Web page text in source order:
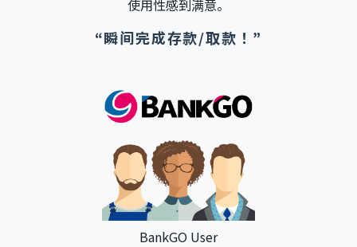
使用性感到满意。
“瞬间完成存款/取款！”
BankGO User